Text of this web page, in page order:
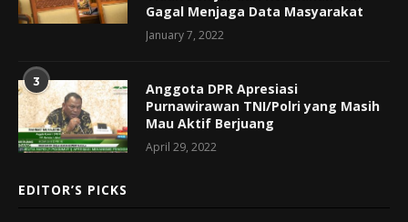
Gagal Menjaga Data Masyarakat
January 7, 2022
3
Anggota DPR Apresiasi
Purnawirawan TNI/Polri yang Masih
Mau Aktif Berjuang
April 29, 2022
EDITOR’S PICKS